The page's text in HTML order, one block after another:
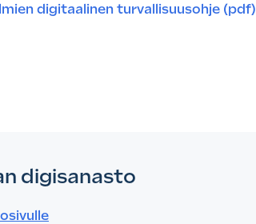
digitaalinen turvallisuusohje (pdf)
digisanasto